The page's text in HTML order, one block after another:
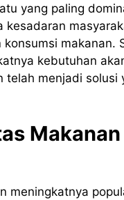
yang paling
makanan.
kebutuhan
menjadi solusi
meningkatnya